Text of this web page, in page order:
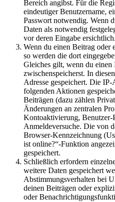
Bereich angibst. Für die
eindeutiger Benutzername,
Passwort notwendig. Wenn
Daten als notwendig
vor deren Eingabe ersichtlich.
Wenn du einen Beitrag oder
so werden die dort
Gleiches gilt, wenn du
zwischenspeicherst. In
Adresse gespeichert. Die
folgenden Aktionen
Beiträgen (dazu zählen
Änderungen an zentralen
Kontoaktivierung, Benutzer-
Anmeldeversuche. Die von
Browser-Kennzeichnung
ist online?“-Funktion
gespeichert.
Schließlich erfordern
weitere Daten gespeichert
Abstimmungsverhalten bei
deinen Beiträgen oder
oder